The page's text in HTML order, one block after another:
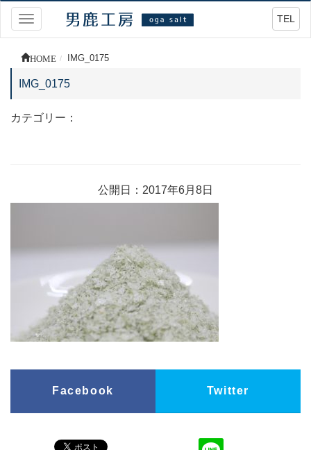
Toggle
navigation
TEL
HOME IMG_0175
IMG_0175
カテゴリー：
公開日：2017年6月8日
Facebook Twitter